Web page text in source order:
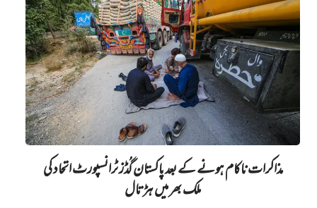
مذاکرات ناکام ہونے کے بعد پاکستان گُڈز ٹرانسپورٹ اتحاد کی
ملک بھر میں ہڑتال